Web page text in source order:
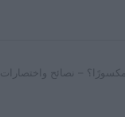
– نصائح واختصارات